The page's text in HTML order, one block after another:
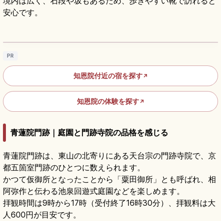
安心です。
知恩院を訪れる前に知りたい参拝方法と見ど
PR
知恩院付近の宿を探す↗
知恩院の体験を探す↗
青蓮院門跡｜庭園と門跡寺院の品格を感じる
青蓮院門跡は、東山の北寄りにある天台宗の門跡寺院で、京
都五箇室門跡のひとつに数えられます。
かつて仮御所となったことから「粟田御所」とも呼ばれ、相
阿弥作と伝わる池泉回遊式庭園などを楽しめます。
拝観時間は9時から17時（受付終了16時30分）、拝観料は大
人600円が目安です。